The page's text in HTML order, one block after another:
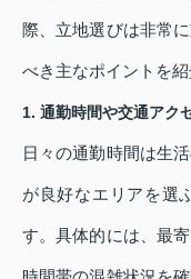
際、立地選びは非常
べき主なポイントを紹
1. 通勤時間や交通アク
日々の通勤時間は生
が良好なエリアを選
す。具体的には、最